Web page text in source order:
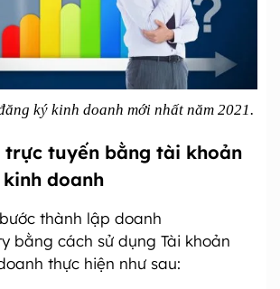
ký kinh doanh mới nhất năm 2021.
tuyến bằng tài khoản
doanh
thành lập doanh
bằng cách sử dụng Tài khoản
thực hiện như sau: